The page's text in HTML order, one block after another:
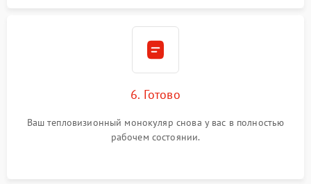
6. Готово
Ваш тепловизионный монокуляр снова у вас в полностью
рабочем состоянии.